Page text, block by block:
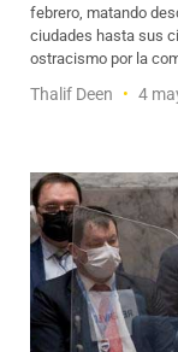
febrero, matando
ciudades hasta sus
ostracismo por la
Thalif Deen 4